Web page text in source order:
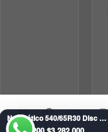
Neumático 540/65R30 Disc Performer FS